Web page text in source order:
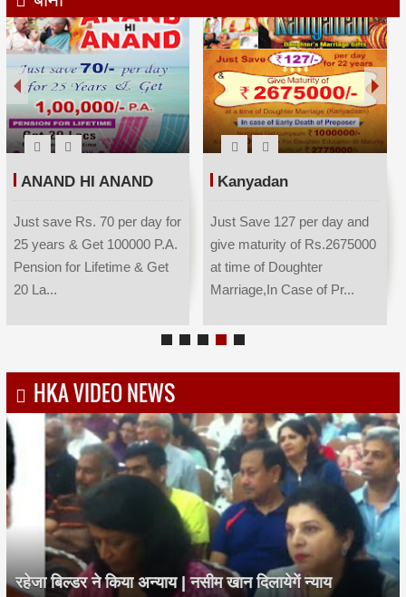
ANAND HI ANAND
Just save Rs. 70 per day for
25 years & Get 100000 P.A.
Pension for Lifetime & Get
20 La...
Kanyadan
Just Save 127 per day and
give maturity of Rs.2675000
at time of Doughter
Marriage,In Case of Pr...
HKA VIDEO NEWS
रहेजा बिल्डर ने किया अन्याय | नसीम खान दिलायेगें न्याय